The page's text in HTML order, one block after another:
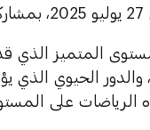
المتميز الذي
الحيوي الذي
على